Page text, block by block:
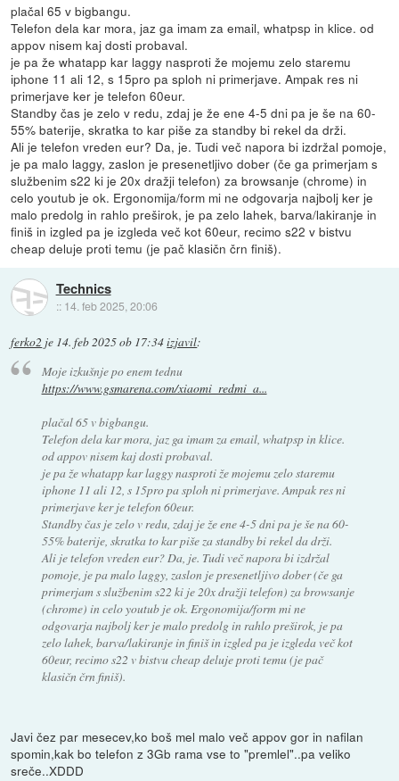
plačal 65 v bigbangu.
Telefon dela kar mora, jaz ga imam za email, whatpsp in klice. od
appov nisem kaj dosti probaval.
je pa že whatapp kar laggy nasproti že mojemu zelo staremu
iphone 11 ali 12, s 15pro pa sploh ni primerjave. Ampak res ni
primerjave ker je telefon 60eur.
Standby čas je zelo v redu, zdaj je že ene 4-5 dni pa je še na 60-
55% baterije, skratka to kar piše za standby bi rekel da drži.
Ali je telefon vreden eur? Da, je. Tudi več napora bi izdržal pomoje,
je pa malo laggy, zaslon je presenetljivo dober (če ga primerjam s
službenim s22 ki je 20x dražji telefon) za browsanje (chrome) in
celo youtub je ok. Ergonomija/form mi ne odgovarja najbolj ker je
malo predolg in rahlo preširok, je pa zelo lahek, barva/lakiranje in
finiš in izgled pa je izgleda več kot 60eur, recimo s22 v bistvu
cheap deluje proti temu (je pač klasičn črn finiš).
Technics
:: 14. feb 2025, 20:06
ferko2 je 14. feb 2025 ob 17:34izjavil:
Moje izkušnje po enem tednu
https://www.gsmarena.com/xiaomi_redmi_a...
plačal 65 v bigbangu.
Telefon dela kar mora, jaz ga imam za email, whatpsp in klice.
od appov nisem kaj dosti probaval.
je pa že whatapp kar laggy nasproti že mojemu zelo staremu
iphone 11 ali 12, s 15pro pa sploh ni primerjave. Ampak res ni
primerjave ker je telefon 60eur.
Standby čas je zelo v redu, zdaj je že ene 4-5 dni pa je še na 60-
55% baterije, skratka to kar piše za standby bi rekel da drži.
Ali je telefon vreden eur? Da, je. Tudi več napora bi izdržal
pomoje, je pa malo laggy, zaslon je presenetljivo dober (če ga
primerjam s službenim s22 ki je 20x dražji telefon) za browsanje
(chrome) in celo youtub je ok. Ergonomija/form mi ne
odgovarja najbolj ker je malo predolg in rahlo preširok, je pa
zelo lahek, barva/lakiranje in finiš in izgled pa je izgleda več kot
60eur, recimo s22 v bistvu cheap deluje proti temu (je pač
klasičn črn finiš).
Javi čez par mesecev,ko boš mel malo več appov gor in nafilan
spomin,kak bo telefon z 3Gb rama vse to "premlel"..pa veliko
sreče..XDDD